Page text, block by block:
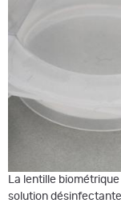
La lentille
solution désinfectante.